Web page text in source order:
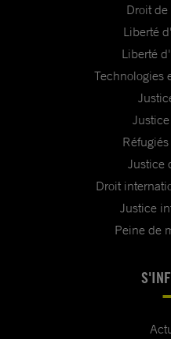
Droit
Liberté
Liberté
Technologies
Justice
Droit
Justice
Peine de